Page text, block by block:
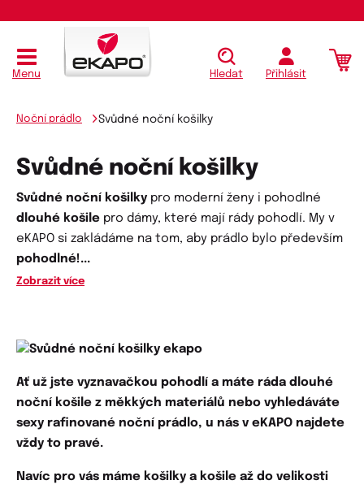
Menu Hledat Přihlásit
Noční prádlo Svůdné noční košilky
Svůdné noční košilky
Svůdné noční košilky pro moderní ženy i pohodlné
dlouhé košile pro dámy, které mají rády pohodlí. My v
eKAPO si zakládáme na tom, aby prádlo bylo především
pohodlné!...
Zobrazit více
Ať už jste vyznavačkou pohodlí a máte ráda dlouhé
noční košile z měkkých materiálů nebo vyhledáváte
sexy rafinované noční prádlo, u nás v eKAPO najdete
vždy to pravé.
Navíc pro vás máme košilky a košile až do velikosti